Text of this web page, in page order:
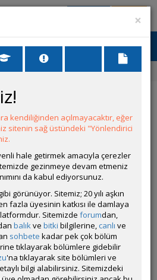
Pogostemon erectus
×
kendiliğinden açılmayacaktır, eğer
sitenin sağ üstündeki "Yönlendirici
hale getirmek amacıyla çerezler
gezinmeye devam etmeniz
da kabul ediyorsunuz.
görünüyor. Sitemiz; 20 yılı aşkın
fazla üyesinin katkısı ile damlaya
Sitemizde forumdan,
balıkve bitki bilgilerine, canlı ve
sohbete kadar pek çok bölüm
tıklayarak bölümlere gidebilir
'na tıklayarak site bölümleri ve
bilgi alabilirsiniz. Sitemizdeki